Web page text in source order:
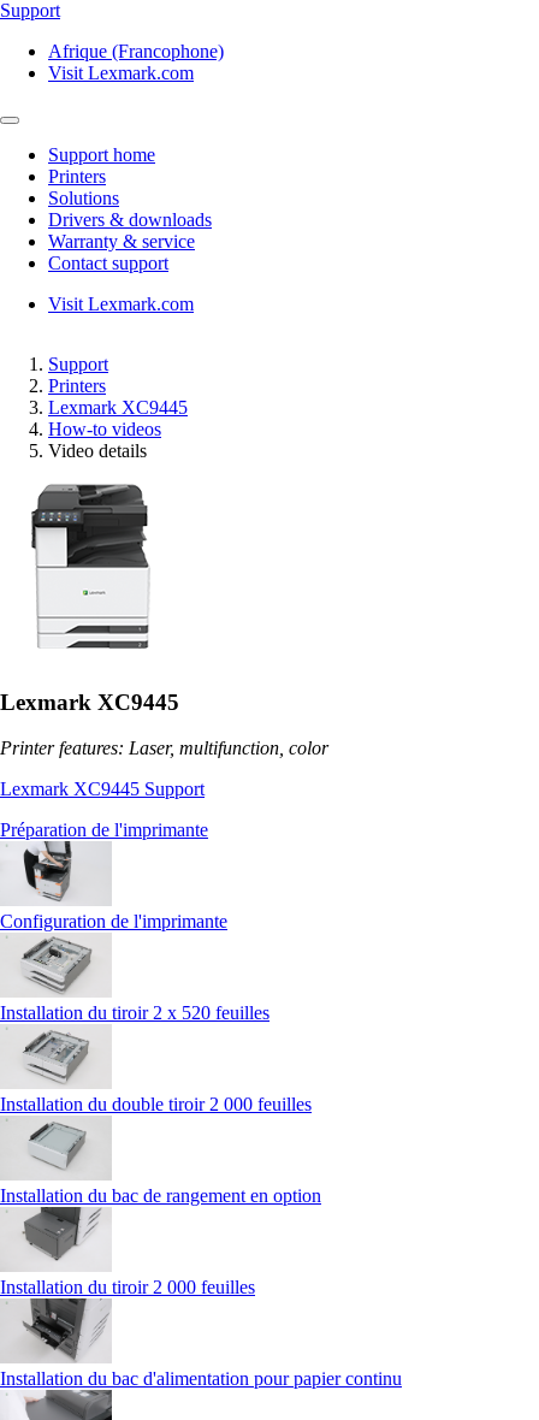
Support
Afrique (Francophone)
Visit Lexmark.com
Support home
Printers
Solutions
Drivers & downloads
Warranty & service
Contact support
Visit Lexmark.com
Support
Printers
Lexmark XC9445
How-to videos
Video details
Lexmark XC9445
Printer features: Laser, multifunction, color
Lexmark XC9445 Support
Préparation de l'imprimante
Configuration de l'imprimante
Installation du tiroir 2 x 520 feuilles
Installation du double tiroir 2 000 feuilles
Installation du bac de rangement en option
Installation du tiroir 2 000 feuilles
Installation du bac d'alimentation pour papier continu